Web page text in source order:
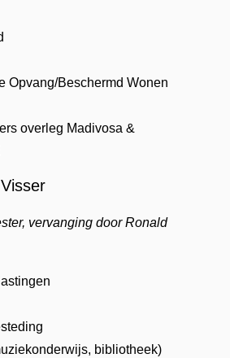
Opvang/Beschermd Wonen
overleg Madivosa &
vervanging door Ronald
bibliotheek)